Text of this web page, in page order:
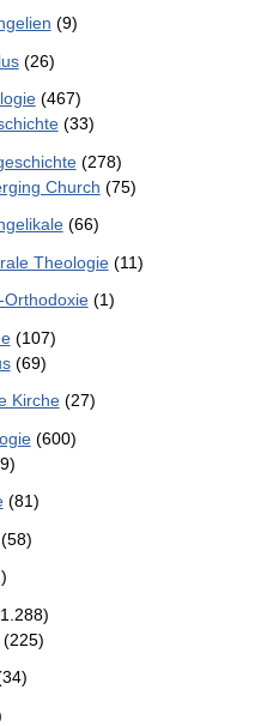
(9)
(26)
(467)
(33)
(278)
Church (75)
(66)
Theologie(11)
Orthodoxie(1)
(107)
(69)
Kirche(27)
(600)
(81)